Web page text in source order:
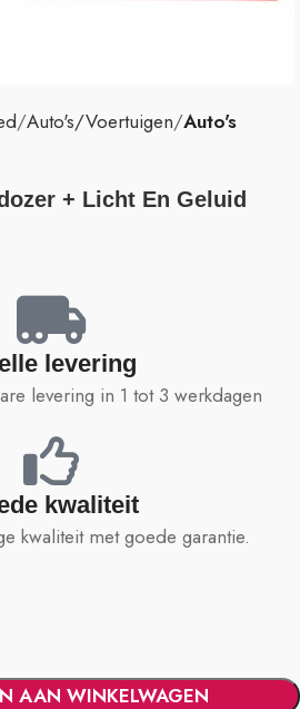
Auto's/Voertuigen Auto's
+ Licht En Geluid
levering
levering in 1 tot 3 werkdagen
kwaliteit
kwaliteit met goede garantie.
AAN WINKELWAGEN